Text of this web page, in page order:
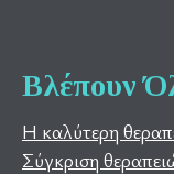
Βλέπουν
Η καλύτερη
Σύγκριση